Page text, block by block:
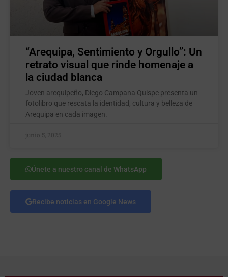
“Arequipa, Sentimiento y Orgullo”: Un
retrato visual que rinde homenaje a
la ciudad blanca
Joven arequipeño, Diego Campana Quispe presenta un
fotolibro que rescata la identidad, cultura y belleza de
Arequipa en cada imagen.
junio 5, 2025
Únete a nuestro canal de WhatsApp
Recibe noticias en Google News